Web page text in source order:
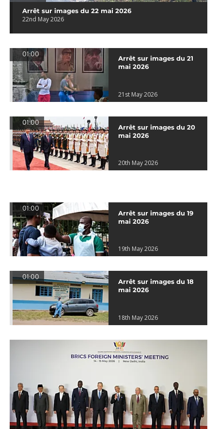
Arrêt sur images du 22 mai 2026
22nd May 2026
01:00
Arrêt sur images du 21
mai 2026
21st May 2026
01:00
Arrêt sur images du 20
mai 2026
20th May 2026
01:00
Arrêt sur images du 19
mai 2026
19th May 2026
01:00
Arrêt sur images du 18
mai 2026
18th May 2026